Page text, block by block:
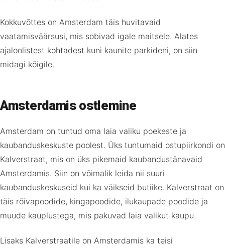
Kokkuvõttes on Amsterdam täis huvitavaid
vaatamisväärsusi, mis sobivad igale maitsele. Alates
ajaloolistest kohtadest kuni kaunite parkideni, on siin
midagi kõigile.
Amsterdamis ostlemine
Amsterdam on tuntud oma laia valiku poekeste ja
kaubanduskeskuste poolest. Üks tuntumaid ostupiirkondi on
Kalverstraat, mis on üks pikemaid kaubandustänavaid
Amsterdamis. Siin on võimalik leida nii suuri
kaubanduskeskuseid kui ka väikseid butiike. Kalverstraat on
täis rõivapoodide, kingapoodide, ilukaupade poodide ja
muude kauplustega, mis pakuvad laia valikut kaupu.
Lisaks Kalverstraatile on Amsterdamis ka teisi